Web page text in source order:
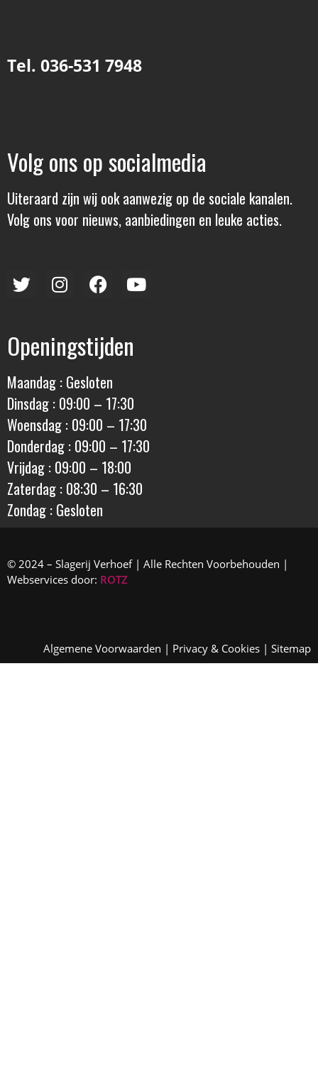
Tel. 036-531 7948
Volg ons op socialmedia
Uiteraard zijn wij ook aanwezig op de sociale kanalen.
Volg ons voor nieuws, aanbiedingen en leuke acties.
Openingstijden
Maandag : Gesloten
Dinsdag : 09:00 – 17:30
Woensdag : 09:00 – 17:30
Donderdag : 09:00 – 17:30
Vrijdag : 09:00 – 18:00
Zaterdag : 08:30 – 16:30
Zondag : Gesloten
© 2024 – Slagerij Verhoef | Alle Rechten Voorbehouden |
Webservices door: ROTZ
Algemene Voorwaarden | Privacy & Cookies | Sitemap